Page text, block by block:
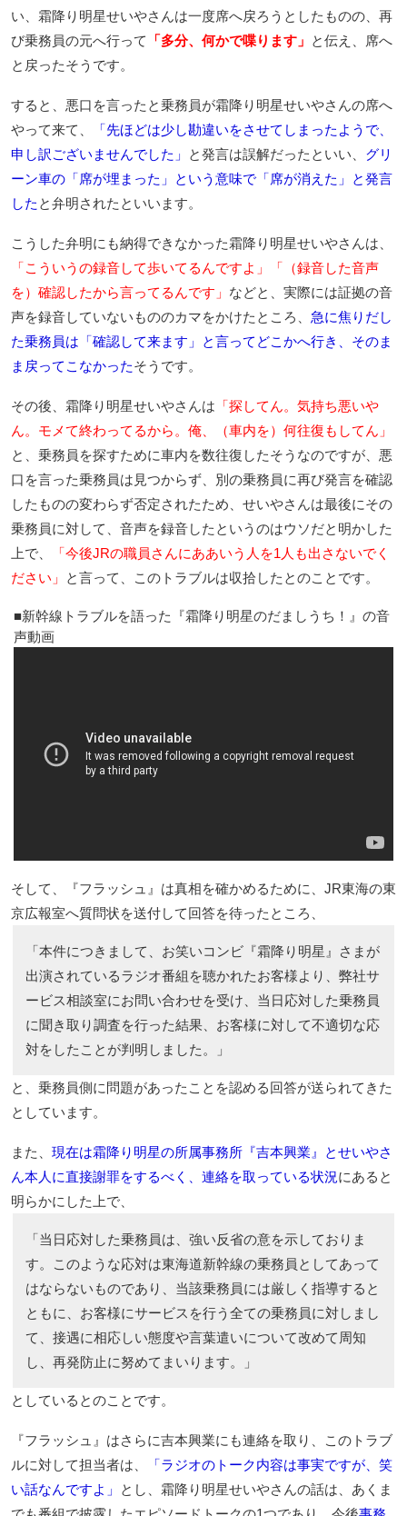
い、霜降り明星せいやさんは一度席へ戻ろうとしたものの、再
び乗務員の元へ行って
「多分、何かで喋ります」 と伝え、席へ
と戻ったそうです。
すると、悪口を言ったと乗務員が霜降り明星せいやさんの席へ
やって来て、
「先ほどは少し勘違いをさせてしまったようで、
申し訳ございませんでした」
と発言は誤解だったといい、 グリ
ーン車の「席が埋まった」という意味で「席が消えた」と発言
した と弁明されたといいます。
こうした弁明にも納得できなかった霜降り明星せいやさんは、
「こういうの録音して歩いてるんですよ」「（録音した音声
を）確認したから言ってるんです」 などと、実際には証拠の音
声を録音していないもののカマをかけたところ、 急に焦りだし
た乗務員は「確認して来ます」と言ってどこかへ行き、そのま
ま戻ってこなかったそうです。
その後、霜降り明星せいやさんは 「探してん。気持ち悪いや
ん。モメて終わってるから。俺、（車内を）何往復もしてん」
と、乗務員を探すために車内を数往復したそうなのですが、悪
口を言った乗務員は見つからず、別の乗務員に再び発言を確認
したものの変わらず否定されたため、せいやさんは最後にその
乗務員に対して、音声を録音したというのはウソだと明かした
上で、
「今後JRの職員さんにああいう人を1人も出さないでく
ださい」
と言って、このトラブルは収拾したとのことです。
新幹線トラブルを語った『霜降り明星のだましうち！』の音
声動画
そして、『フラッシュ』は真相を確かめるために、JR東海の東
京広報室へ質問状を送付して回答を待ったところ、
「本件につきまして、お笑いコンビ『霜降り明星』さまが
出演されているラジオ番組を聴かれたお客様より、弊社サ
ービス相談室にお問い合わせを受け、当日応対した乗務員
に聞き取り調査を行った結果、お客様に対して不適切な応
対をしたことが判明しました。」
と、乗務員側に問題があったことを認める回答が送られてきた
としています。
また、 現在は霜降り明星の所属事務所『吉本興業』とせいやさ
ん本人に直接謝罪をするべく、連絡を取っている状況にあると
明らかにした上で、
「当日応対した乗務員は、強い反省の意を示しておりま
す。このような応対は東海道新幹線の乗務員としてあって
はならないものであり、当該乗務員には厳しく指導すると
ともに、お客様にサービスを行う全ての乗務員に対しまし
て、接遇に相応しい態度や言葉遣いについて改めて周知
し、再発防止に努めてまいります。」
としているとのことです。
『フラッシュ』はさらに吉本興業にも連絡を取り、このトラブ
ルに対して担当者は、
「ラジオのトーク内容は事実ですが、笑
い話なんですよ」
とし、霜降り明星せいやさんの話は、あくま